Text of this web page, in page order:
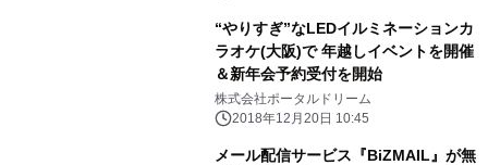
“やりすぎ”なLEDイルミネーションカ
ラオケ(大阪)で 年越しイベントを開催
＆新年会予約受付を開始
株式会社ポータルドリーム
2018年12月20日 10:45
メール配信サービス『BiZMAIL』が無